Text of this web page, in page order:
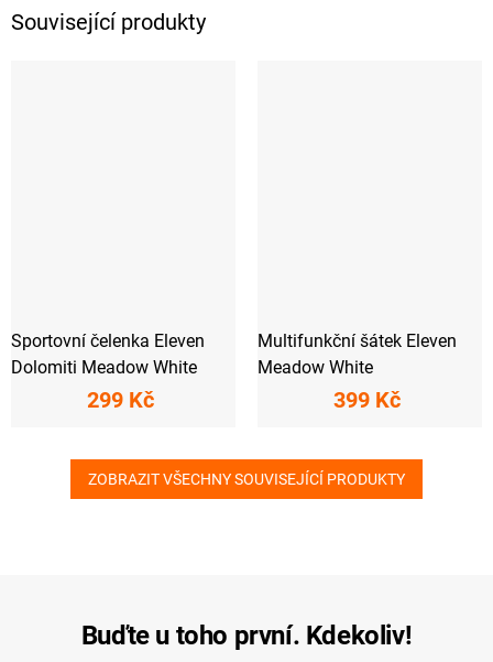
Související produkty
Sportovní čelenka Eleven
Dolomiti Meadow White
299 Kč
Multifunkční šátek Eleven
Meadow White
399 Kč
ZOBRAZIT VŠECHNY SOUVISEJÍCÍ PRODUKTY
Buďte u toho první. Kdekoliv!